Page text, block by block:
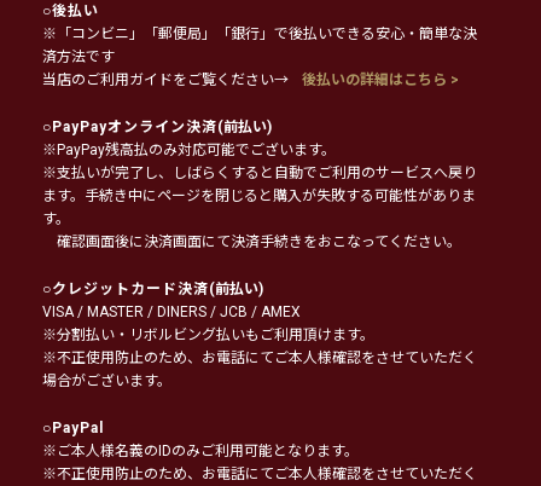
○後払い
※「コンビニ」「郵便局」「銀行」で後払いできる安心・簡単な決
済方法です
当店のご利用ガイドをご覧ください→
後払いの詳細はこちら >
○PayPayオンライン決済(前払い)
※PayPay残高払のみ対応可能でございます。
※支払いが完了し、しばらくすると自動でご利用のサービスへ戻り
ます。手続き中にページを閉じると購入が失敗する可能性がありま
す。
確認画面後に決済画面にて決済手続きをおこなってください。
○クレジットカード決済(前払い)
VISA / MASTER / DINERS / JCB / AMEX
※分割払い・リボルビング払いもご利用頂けます。
※不正使用防止のため、お電話にてご本人様確認をさせていただく
場合がございます。
○PayPal
※ご本人様名義のIDのみご利用可能となります。
※不正使用防止のため、お電話にてご本人様確認をさせていただく